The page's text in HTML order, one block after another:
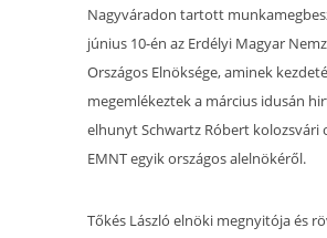
Nagyváradon tartott
június 10-én az Erdélyi Magyar
Országos Elnöksége, aminek
megemlékeztek a március idusán
elhunyt Schwartz Róbert kolozsvári
EMNT egyik országos alelnökéről.
Tőkés László elnöki megnyitója és